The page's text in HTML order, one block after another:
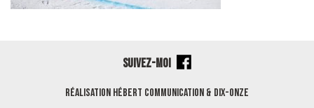
SUIVEZ-MOI
Réalisation Hébert Communication & Dix-Onze